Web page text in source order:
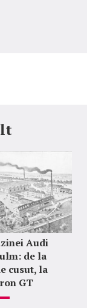
Audi
de la
cusut, la
GT